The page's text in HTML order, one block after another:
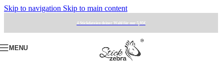
Skip to navigation Skip to main content
4 Stickdateien deiner Wahl für nur 5,95€
MENU